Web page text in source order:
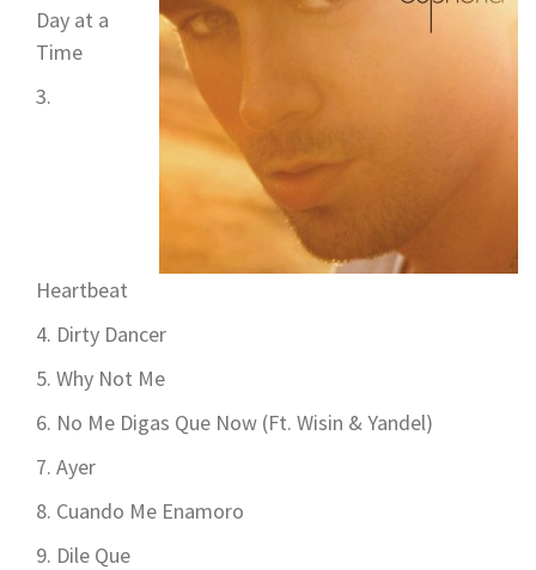
Day at a
Time
Heartbeat
Dirty Dancer
Why Not Me
No Me Digas Que Now (Ft. Wisin & Yandel)
Ayer
Cuando Me Enamoro
Dile Que